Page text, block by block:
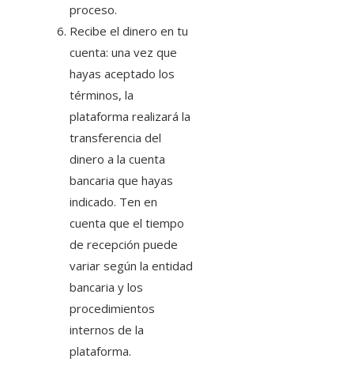
proceso.
Recibe el dinero en tu
cuenta: una vez que
hayas aceptado los
términos, la
plataforma realizará la
transferencia del
dinero a la cuenta
bancaria que hayas
indicado. Ten en
cuenta que el tiempo
de recepción puede
variar según la entidad
bancaria y los
procedimientos
internos de la
plataforma.